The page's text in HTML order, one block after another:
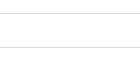
구원
[오늘의